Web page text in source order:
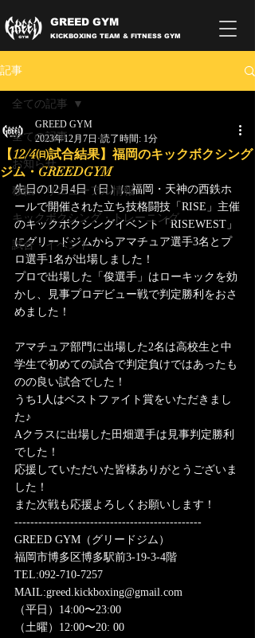
GREED GYM
KICKBOXING TEAM & FITNESS GYM
記事
全ての記事
お知らせ
移転・リニューアル情報
キックボクシング・トレーニング
試合・イベント
全ての記事
【12/4㈰試合結果】福岡のキックボクシング
ジム・GREEDGYM
GREED GYM
2023年12月7日 読了時間: 1分
先日の12月4日（日）に福岡・天神の西鉄ホ
ールで開催された立ち技格闘技「RISE」主催
のキックボクシングイベント「RISEWEST」
にグリードジムからアマチュア選手3名とプ
ロ選手1名が出場しました！
プロで出場した「俊選手」はローキックを効
かし、見事プロデビュー戦で判定勝利をおさ
めました！
アマチュア部門に出場した2名は高校生と中
学生で初めての試合で判定負けではあったも
のの良い試合でした！
うち1人はベストファイト賞をいただきまし
た♪
Aクラスに出場した田畑選手は見事判定勝利
でした！
応援していただいた皆様ありがとうございま
した！
また次戦も応援よろしくお願いします！
-----------------------------------------------
GREED GYM（グリードジム）
福岡市博多区博多駅前3-19-3-4階
TEL:092-710-7257
MAIL:greed.kickboxing@gmail.com
（平日）14:00〜23:00
（土曜）12:00〜20: 00